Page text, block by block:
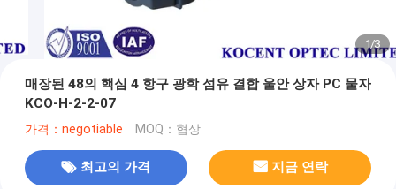
1/3
매장된 48의 핵심 4 항구 광학 섬유 결합 울안 상자 PC 물자
KCO-H-2-2-07
가격：negotiable MOQ：협상
최고의 가격 지금 연락